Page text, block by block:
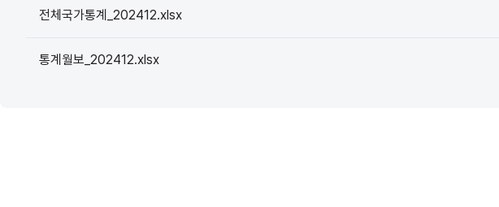
전체국가통계_202412.xlsx
통계월보_202412.xlsx